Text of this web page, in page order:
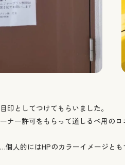
印としてつけてもらいました。
ー許可をもらって道しるべ用のロ
人的にはHPのカラーイメージと